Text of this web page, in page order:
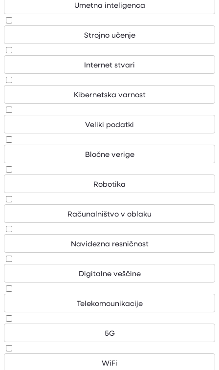
Umetna inteligenca
Strojno učenje
Internet stvari
Kibernetska varnost
Veliki podatki
Bločne verige
Robotika
Računalništvo v oblaku
Navidezna resničnost
Digitalne veščine
Telekomounikacije
5G
WiFi